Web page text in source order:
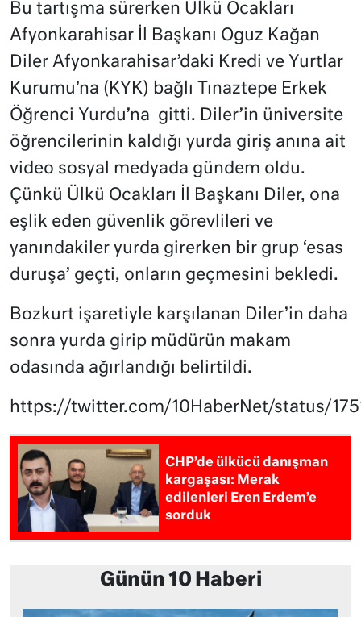
Bu tartışma sürerken Ülkü Ocakları
Afyonkarahisar İl Başkanı Oguz Kağan
Diler Afyonkarahisar’daki Kredi ve Yurtlar
Kurumu’na (KYK) bağlı Tınaztepe Erkek
Öğrenci Yurdu’na gitti. Diler’in üniversite
öğrencilerinin kaldığı yurda giriş anına ait
video sosyal medyada gündem oldu.
Çünkü Ülkü Ocakları İl Başkanı Diler, ona
eşlik eden güvenlik görevlileri ve
yanındakiler yurda girerken bir grup ‘esas
duruşa’ geçti, onların geçmesini bekledi.
Bozkurt işaretiyle karşılanan Diler’in daha
sonra yurda girip müdürün makam
odasında ağırlandığı belirtildi.
https://twitter.com/10HaberNet/status/
CHP’de ülkücü danışman
kargaşası: Merak
edilenleri Eren Erdem’e
sorduk
Günün 10 Haberi